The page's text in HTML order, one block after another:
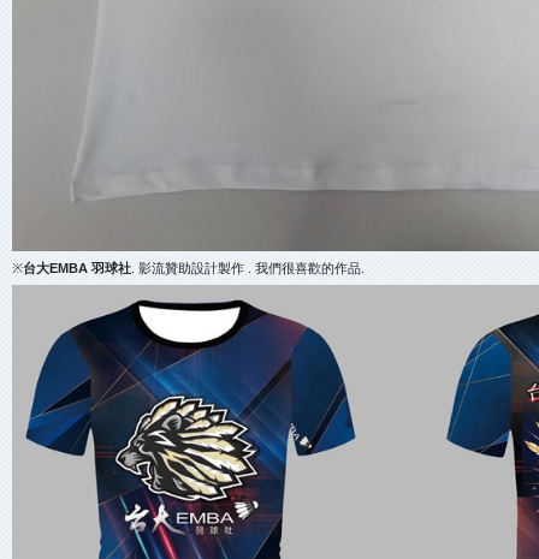
※台大EMBA 羽球社 . 影流贊助設計製作 . 我們很喜歡的作品.